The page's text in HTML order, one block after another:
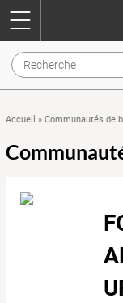
Accueil » Communautés de